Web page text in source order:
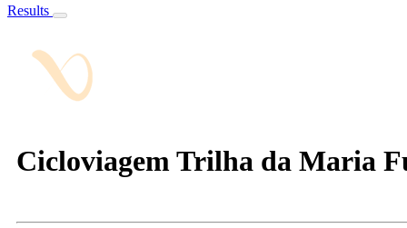
Results
Cicloviagem Trilha da Maria